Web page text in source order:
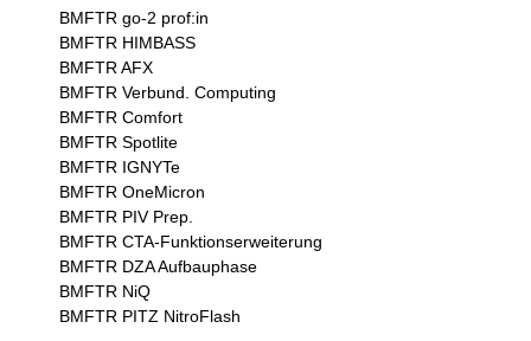
BMFTR go-2 prof:in
BMFTR HIMBASS
BMFTR AFX
BMFTR Verbund. Computing
BMFTR Comfort
BMFTR Spotlite
BMFTR IGNYTe
BMFTR OneMicron
BMFTR PIV Prep.
BMFTR CTA-Funktionserweiterung
BMFTR DZA Aufbauphase
BMFTR NiQ